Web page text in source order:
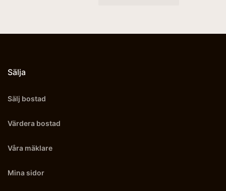
Sälja
Sälj bostad
Värdera bostad
Våra mäklare
Mina sidor